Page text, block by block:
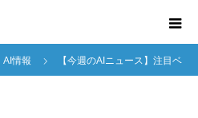
AI情報 【今週のAIニュース】注目ベ